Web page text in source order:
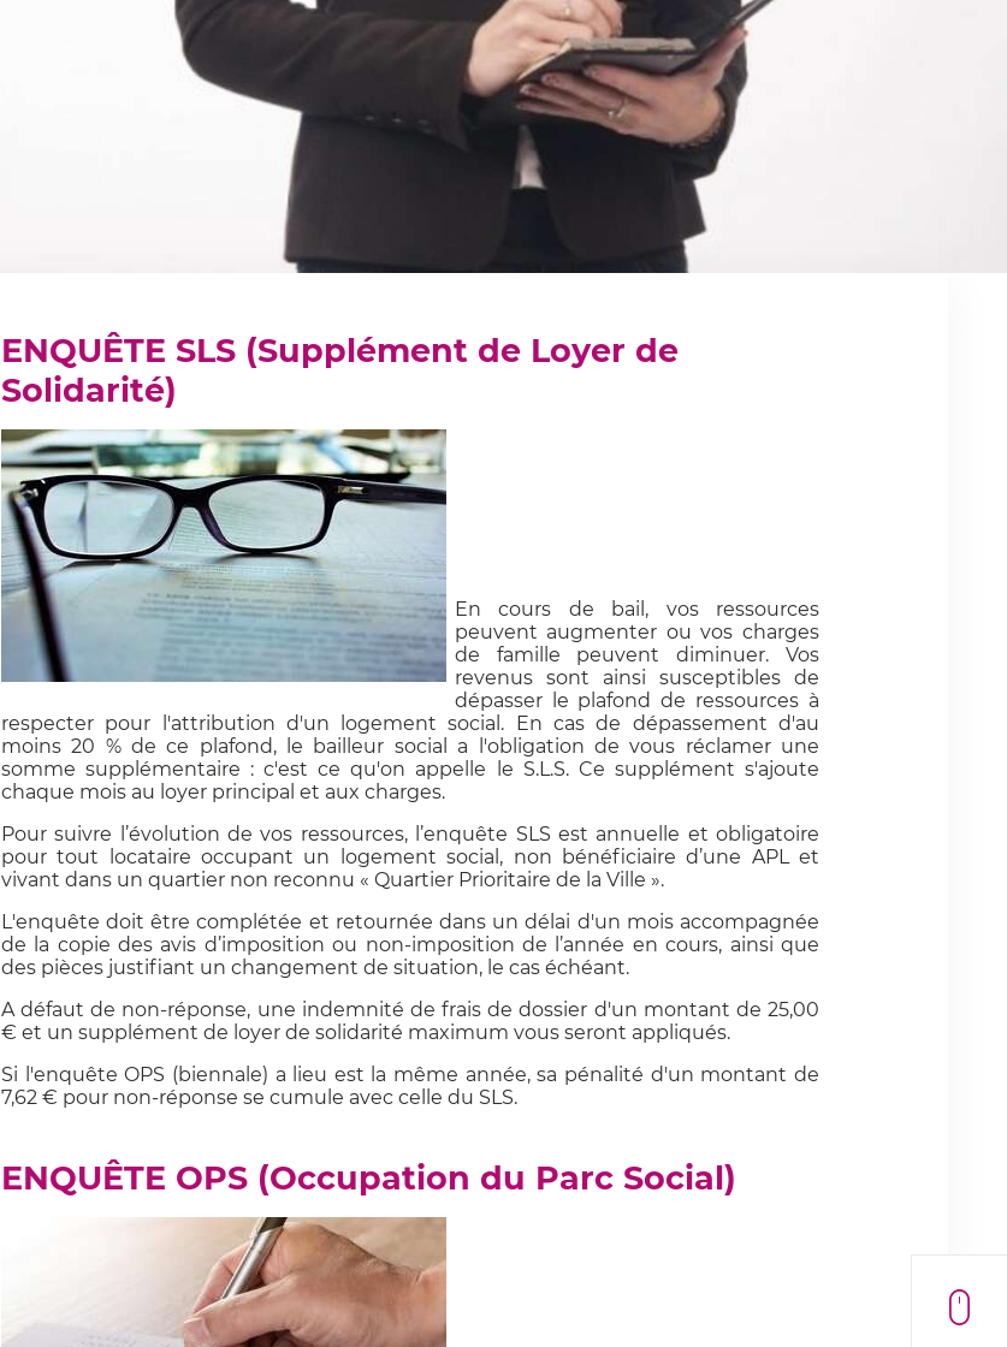
ENQUÊTE SLS (Supplément de Loyer de
Solidarité)
En cours de bail, vos ressources
peuvent augmenter ou vos charges
de famille peuvent diminuer. Vos
revenus sont ainsi susceptibles de
dépasser le plafond de ressources à
respecter pour l'attribution d'un logement social. En cas de dépassement d'au
moins 20 % de ce plafond, le bailleur social a l'obligation de vous réclamer une
somme supplémentaire : c'est ce qu'on appelle le S.L.S. Ce supplément s'ajoute
chaque mois au loyer principal et aux charges.
Pour suivre l’évolution de vos ressources, l’enquête SLS est annuelle et obligatoire
pour tout locataire occupant un logement social, non bénéficiaire d’une APL et
vivant dans un quartier non reconnu « Quartier Prioritaire de la Ville ».
L'enquête doit être complétée et retournée dans un délai d'un mois accompagnée
de la copie des avis d’imposition ou non-imposition de l’année en cours, ainsi que
des pièces justifiant un changement de situation, le cas échéant.
A défaut de non-réponse, une indemnité de frais de dossier d'un montant de 25,00
€ et un supplément de loyer de solidarité maximum vous seront appliqués.
Si l'enquête OPS (biennale) a lieu est la même année, sa pénalité d'un montant de
7,62 € pour non-réponse se cumule avec celle du SLS.
ENQUÊTE OPS (Occupation du Parc Social)